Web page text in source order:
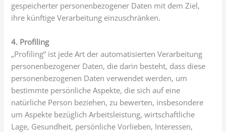
gespeicherter personenbezogener Daten mit dem Ziel,
ihre künftige Verarbeitung einzuschränken.
4. Profiling
„Profiling“ ist jede Art der automatisierten Verarbeitung
personenbezogener Daten, die darin besteht, dass diese
personenbezogenen Daten verwendet werden, um
bestimmte persönliche Aspekte, die sich auf eine
natürliche Person beziehen, zu bewerten, insbesondere
um Aspekte bezüglich Arbeitsleistung, wirtschaftliche
Lage, Gesundheit, persönliche Vorlieben, Interessen,